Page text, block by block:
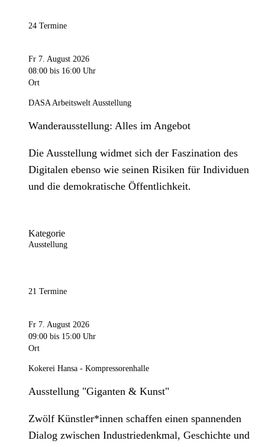
24 Termine
Fr 7. August 2026
08:00 bis 16:00 Uhr
Ort
DASA Arbeitswelt Ausstellung
Wanderausstellung: Alles im Angebot
Die Ausstellung widmet sich der Faszination des
Digitalen ebenso wie seinen Risiken für Individuen
und die demokratische Öffentlichkeit.
Kategorie
Ausstellung
21 Termine
Fr 7. August 2026
09:00 bis 15:00 Uhr
Ort
Kokerei Hansa - Kompressorenhalle
Ausstellung "Giganten & Kunst"
Zwölf Künstler*innen schaffen einen spannenden
Dialog zwischen Industriedenkmal, Geschichte und